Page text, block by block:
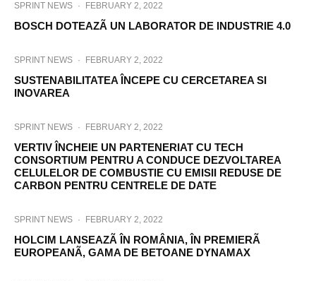
SPRINT NEWS · FEBRUARY 2, 2022
BOSCH DOTEAZÃ UN LABORATOR DE INDUSTRIE 4.0
SPRINT NEWS · FEBRUARY 2, 2022
SUSTENABILITATEA ÎNCEPE CU CERCETAREA SI
INOVAREA
SPRINT NEWS · FEBRUARY 2, 2022
VERTIV ÎNCHEIE UN PARTENERIAT CU TECH
CONSORTIUM PENTRU A CONDUCE DEZVOLTAREA
CELULELOR DE COMBUSTIE CU EMISII REDUSE DE
CARBON PENTRU CENTRELE DE DATE
SPRINT NEWS · FEBRUARY 2, 2022
HOLCIM LANSEAZÃ ÎN ROMÂNIA, ÎN PREMIERÃ
EUROPEANÃ, GAMA DE BETOANE DYNAMAX